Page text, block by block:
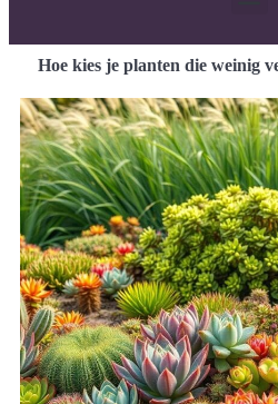
Hoe kies je planten die weinig